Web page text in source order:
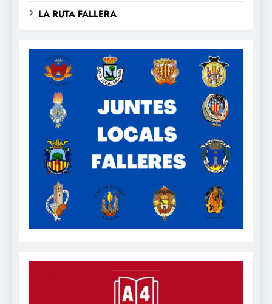
LA RUTA FALLERA